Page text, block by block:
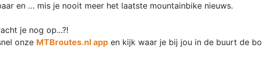
en … mis je nooit meer het laatste mountainbike nieuws.
je nog op...?!
onze MTBroutes.nl app en kijk waar je bij jou in de buurt de